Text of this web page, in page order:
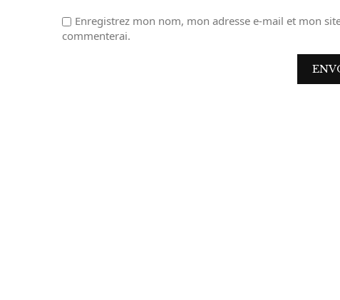
Enregistrez mon nom, mon adresse e-mail et mon
commenterai.